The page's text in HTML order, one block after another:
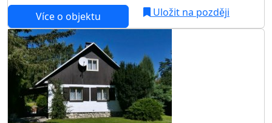
Více o objektu
Uložit na později